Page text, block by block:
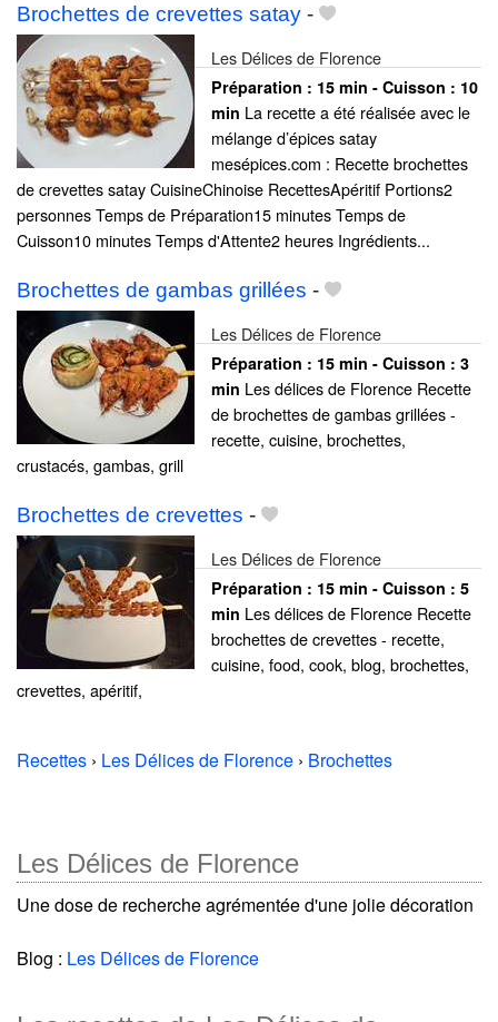
Brochettes de crevettes satay -
Les Délices de Florence
Préparation : 15 min - Cuisson : 10
min La recette a été réalisée avec le
mélange d’épices satay
mesépices.com : Recette brochettes
de crevettes satay CuisineChinoise RecettesApéritif Portions2
personnes Temps de Préparation15 minutes Temps de
Cuisson10 minutes Temps d'Attente2 heures Ingrédients...
Brochettes de gambas grillées -
Les Délices de Florence
Préparation : 15 min - Cuisson : 3
min Les délices de Florence Recette
de brochettes de gambas grillées -
recette, cuisine, brochettes,
crustacés, gambas, grill
Brochettes de crevettes -
Les Délices de Florence
Préparation : 15 min - Cuisson : 5
min Les délices de Florence Recette
brochettes de crevettes - recette,
cuisine, food, cook, blog, brochettes,
crevettes, apéritif,
Recettes › Les Délices de Florence › Brochettes
Les Délices de Florence
Une dose de recherche agrémentée d'une jolie décoration
Blog : Les Délices de Florence